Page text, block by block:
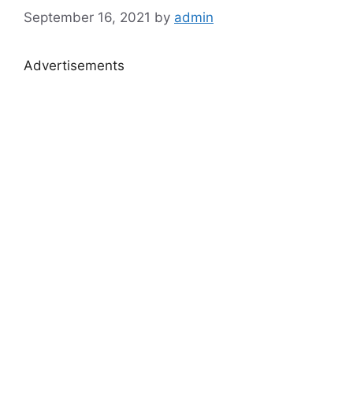
September 16, 2021 by admin
Advertisements